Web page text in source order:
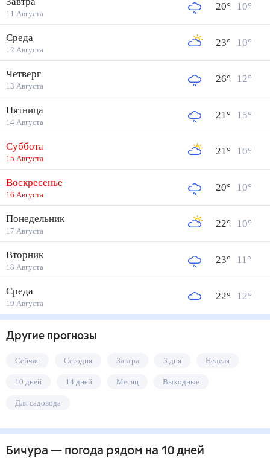
11 Августа
20° 10°
Среда
12 Августа
23° 10°
Четверг
13 Августа
26° 12°
Пятница
14 Августа
21° 15°
Суббота
15 Августа
21° 10°
Воскресенье
16 Августа
20° 10°
Понедельник
17 Августа
22° 10°
Вторник
18 Августа
23° 11°
Среда
19 Августа
22° 12°
Другие прогнозы
Сейчас Сегодня Завтра 3 дня Неделя
10 дней 14 дней Месяц Выходные
Для садовода
Бичура — погода рядом на 10 дней